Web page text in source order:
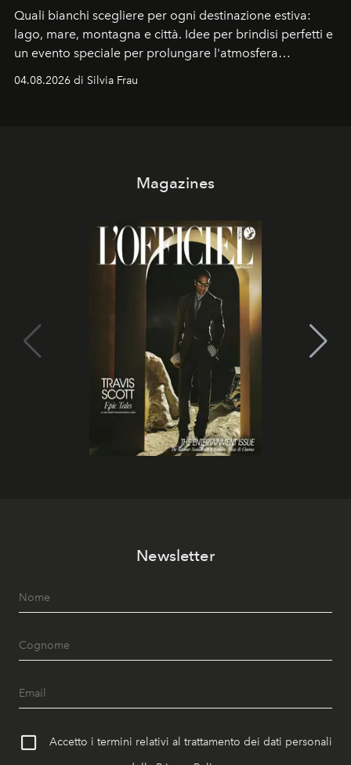
Quali bianchi scegliere per ogni destinazione estiva:
lago, mare, montagna e città. Idee per brindisi perfetti e
un evento speciale per prolungare l'atmosfera
04.08.2026 di Silvia Frau
Magazines
Newsletter
Accetto i termini relativi al trattamento dei dati personali